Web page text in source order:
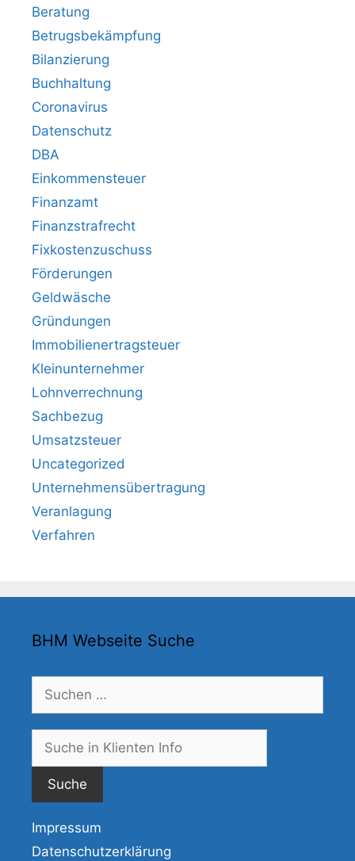
Beratung
Betrugsbekämpfung
Bilanzierung
Buchhaltung
Coronavirus
Datenschutz
DBA
Einkommensteuer
Finanzamt
Finanzstrafrecht
Fixkostenzuschuss
Förderungen
Geldwäsche
Gründungen
Immobilienertragsteuer
Kleinunternehmer
Lohnverrechnung
Sachbezug
Umsatzsteuer
Uncategorized
Unternehmensübertragung
Veranlagung
Verfahren
BHM Webseite Suche
Suchen
nach:
Impressum
Datenschutzerklärung